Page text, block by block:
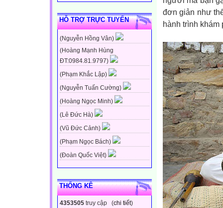
HỖ TRỢ TRỰC TUYẾN
(Nguyễn Hồng Vân)
(Hoàng Mạnh Hùng
ĐT:0984.81.9797)
(Phạm Khắc Lập)
(Nguyễn Tuấn Cường)
(Hoàng Ngọc Minh)
(Lê Đức Hà)
(Vũ Đức Cảnh)
(Phạm Ngọc Bách)
(Đoàn Quốc Việt)
THỐNG KÊ
4353505 truy cập (chi tiết)
đơn giản như
hành trình khám